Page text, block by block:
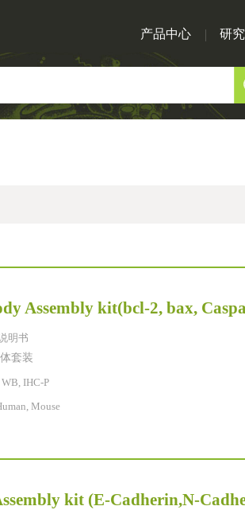
产品中心 研
Assembly kit(bcl-2, bax,
明书
套装
IHC-P
Mouse
kit (E-Cadherin,N-